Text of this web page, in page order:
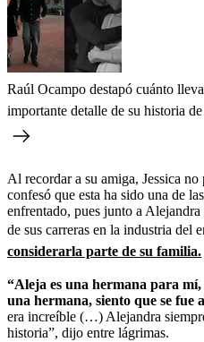
Raúl Ocampo destapó cuánto
importante detalle de su historia
Al recordar a su amiga, Jessica
confesó que esta ha sido una de
enfrentado, pues junto a
de sus carreras en la industria del
considerarla parte de su familia.
“Aleja es una hermana para mí,
una hermana, siento que se fue
era increíble (…) Alejandra
historia”, dijo entre lágrimas.